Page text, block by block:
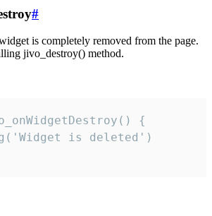
#
is completely removed from the page.
jivo_destroy() method.
{
is deleted')